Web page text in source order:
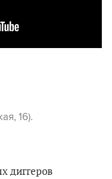
16).
диггеров